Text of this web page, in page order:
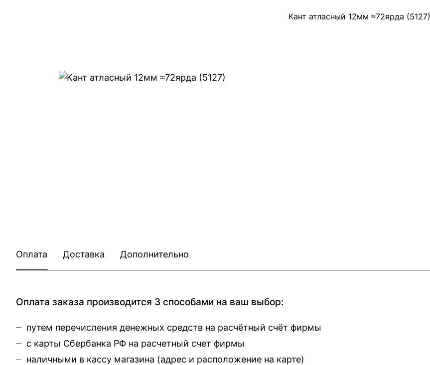
Кант атласный 12мм ≈72ярда (5127)
Оплата Доставка Дополнительно
Оплата заказа производится 3 способами на ваш выбор:
путем перечисления денежных средств на расчётный счёт фирмы
с карты Сбербанка РФ на расчетный счет фирмы
наличными в кассу магазина (адрес и расположение на карте)